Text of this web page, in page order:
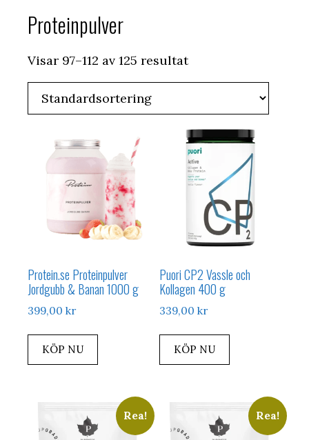
Proteinpulver
Visar 97–112 av 125 resultat
Protein.se Proteinpulver
Jordgubb & Banan 1000 g
399,00 kr
KÖP NU
Puori CP2 Vassle och
Kollagen 400 g
339,00kr
KÖP NU
Rea! Rea!